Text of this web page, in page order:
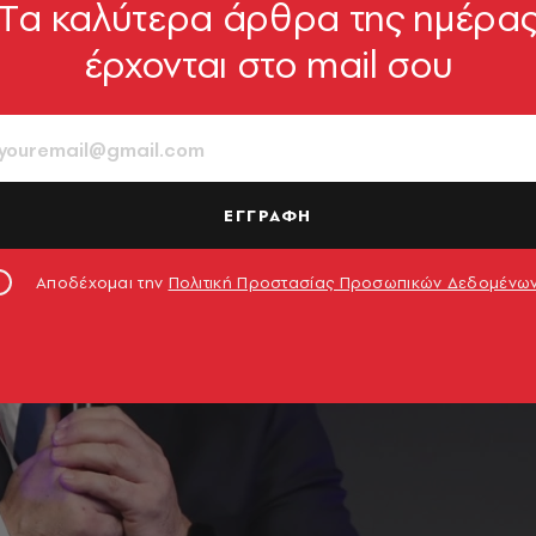
καλύτερα άρθρα της
έρχονται στο mail σου
ΕΓΓΡΑΦΗ
Αποδέχομαι την Πολιτική Προστασίας Προσωπικών